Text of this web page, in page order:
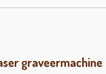
graveermachine